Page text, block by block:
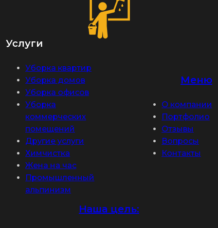
Услуги
Уборка квартир
Уборка домов
Уборка офисов
Уборка
коммерческих
помещений
Другие услуги
Химчистка
Жена на час
Промышленный
альпинизм
Меню
О компании
Портфолио
Отзывы
Вопросы
Контакты
Наша цель: